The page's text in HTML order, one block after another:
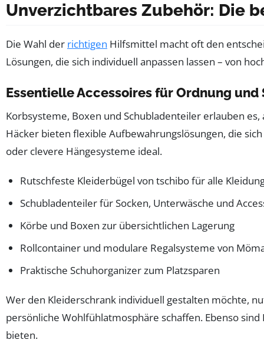
Unverzichtbares Zubehör: Die
Die Wahl der richtigen Hilfsmittel macht oft den
Lösungen, die sich individuell anpassen lassen – von
Essentielle Accessoires für Ordnung und
Korbsysteme, Boxen und Schubladenteiler erlauben
Häcker bieten flexible Aufbewahrungslösungen, die
oder clevere Hängesysteme ideal.
Rutschfeste Kleiderbügel von tschibo für alle
Schubladenteiler für Socken, Unterwäsche und
Körbe und Boxen zur übersichtlichen Lagerung
Rollcontainer und modulare Regalsysteme von
Praktische Schuhorganizer zum Platzsparen
Wer den Kleiderschrank individuell gestalten möchte,
persönliche Wohlfühlatmosphäre schaffen. Ebenso
bieten.